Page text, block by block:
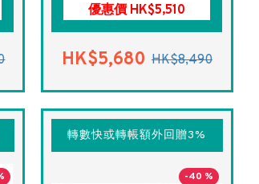
優惠價 HK$5,510
HK$5,680 HK$8,490
轉數快或轉帳額外回贈3%
-40 %